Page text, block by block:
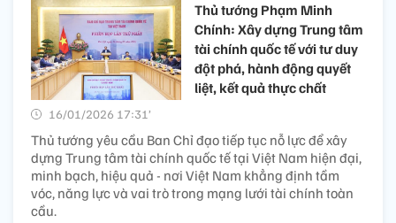
Thủ tướng Phạm Minh
Chính: Xây dựng Trung tâm
tài chính quốc tế với tư duy
đột phá, hành động quyết
liệt, kết quả thực chất
16/01/2026 17:31’
Thủ tướng yêu cầu Ban Chỉ đạo tiếp tục nỗ lực để xây
dựng Trung tâm tài chính quốc tế tại Việt Nam hiện đại,
minh bạch, hiệu quả - nơi Việt Nam khẳng định tầm
vóc, năng lực và vai trò trong mạng lưới tài chính toàn
cầu.